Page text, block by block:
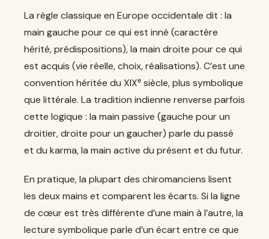
La règle classique en Europe occidentale dit : la
main gauche pour ce qui est inné (caractère
hérité, prédispositions), la main droite pour ce qui
est acquis (vie réelle, choix, réalisations). C’est une
convention héritée du XIXᵉ siècle, plus symbolique
que littérale. La tradition indienne renverse parfois
cette logique : la main passive (gauche pour un
droitier, droite pour un gaucher) parle du passé
et du karma, la main active du présent et du futur.
En pratique, la plupart des chiromanciens lisent
les deux mains et comparent les écarts. Si la ligne
de cœur est très différente d’une main à l’autre, la
lecture symbolique parle d’un écart entre ce que